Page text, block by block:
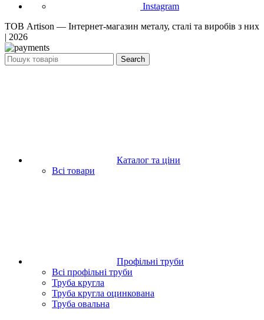
Instagram
ТОВ Artison — Інтернет-магазин металу, сталі та виробів з них
| 2026
Search
Каталог та ціни
Всі товари
Профільні труби
Всі профільні труби
Труба кругла
Труба кругла оцинкована
Труба овальна